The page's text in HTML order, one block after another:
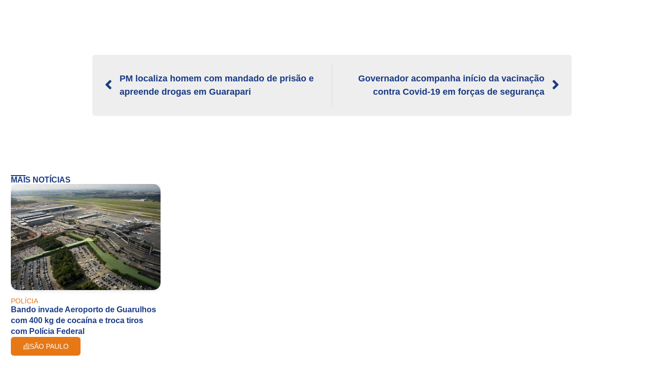
PM localiza homem com mandado de prisão e
apreende drogas em Guarapari
Governador acompanha início da vacinação
contra Covid-19 em forças de segurança
MAIS NOTÍCIAS
POLÍCIA
Bando invade Aeroporto de Guarulhos
com 400 kg de cocaína e troca tiros
com Polícia Federal
SÃO PAULO